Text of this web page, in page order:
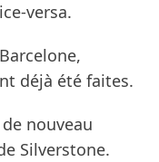
versa.
déjà été faites.
nouveau
Silverstone.